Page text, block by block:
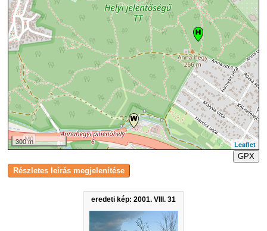
eredeti kép: 2001. VIII. 31
300 m
Leaflet
GPX